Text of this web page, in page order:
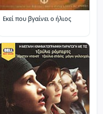
Εκεί που βγαίνει ο ήλιος